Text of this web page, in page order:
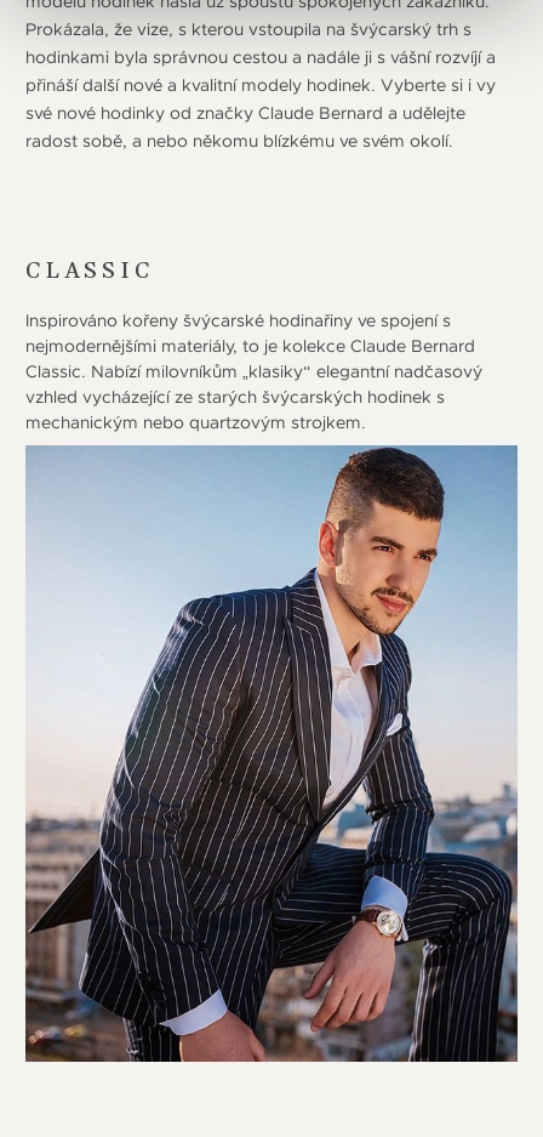
Prokázala, že vize, s kterou vstoupila na švýcarský trh s
hodinkami byla správnou cestou a nadále ji s vášní rozvíjí a
přináší další nové a kvalitní modely hodinek. Vyberte si i vy
své nové hodinky od značky Claude Bernard a udělejte
radost sobě, a nebo někomu blízkému ve svém okolí.
CLASSIC
Inspirováno kořeny švýcarské hodinařiny ve spojení s
nejmodernějšími materiály, to je kolekce Claude Bernard
Classic. Nabízí milovníkům „klasiky“ elegantní nadčasový
vzhled vycházející ze starých švýcarských hodinek s
mechanickým nebo quartzovým strojkem.